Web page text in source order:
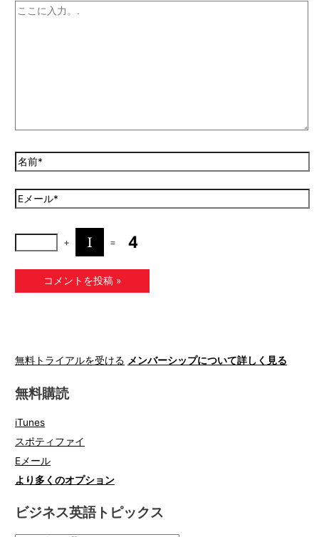
+ =
無料トライアルを受ける メンバーシップについて詳しく見る
無料購読
iTunes
スポティファイ
Eメール
より多くのオプション
ビジネス英語トピックス